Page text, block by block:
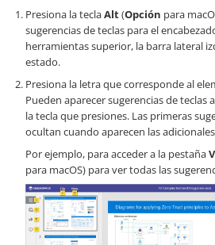
Presiona la teclaAlt(Opción para
sugerencias de teclas para el
herramientas superior, la barra lateral
estado.
Presiona la letra que corresponde al
Pueden aparecer sugerencias de teclas
la tecla que presiones. Las primeras
ocultan cuando aparecen las
Por ejemplo, para acceder a la pestaña
para macOS) para ver todas las